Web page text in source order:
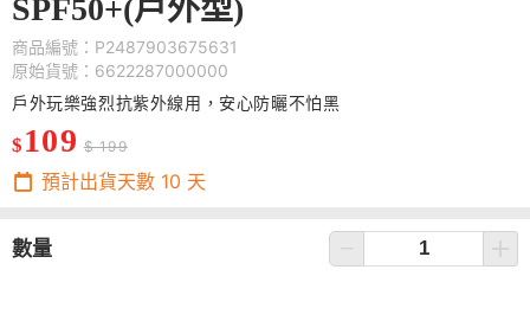
SPF50+(戶外型)
商品編號：P2487903675631
原始貨號：6622287000000
戶外玩樂強烈抗紫外線用，安心防曬不怕黑
$ 109 $ 199
預計出貨天數 10 天
數量